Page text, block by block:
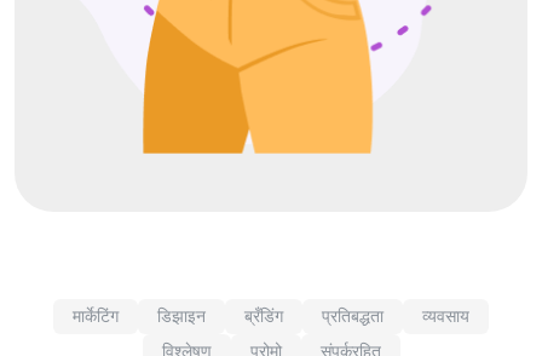
मार्केटिंग डिझाइन ब्रँडिंग प्रतिबद्धता
व्यवसाय
विश्लेषण
प्रोमो संपर्करहित